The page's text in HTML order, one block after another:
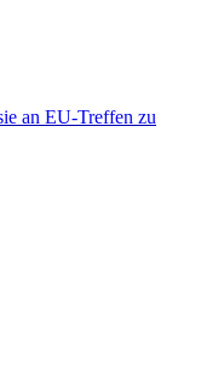
an EU-Treffen zu